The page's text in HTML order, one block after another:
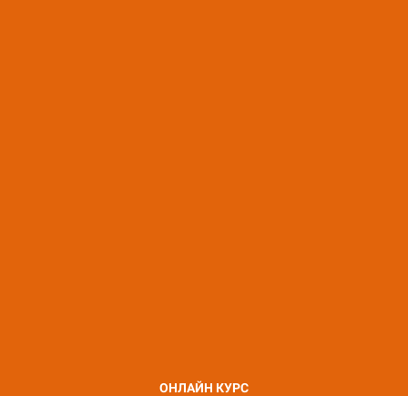
ОНЛАЙН КУРС